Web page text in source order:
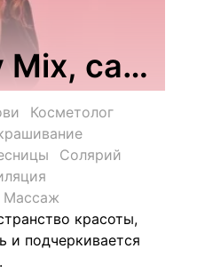
Mix, салон
Косметолог
Солярий
Массаж
красоты,
и подчеркивается